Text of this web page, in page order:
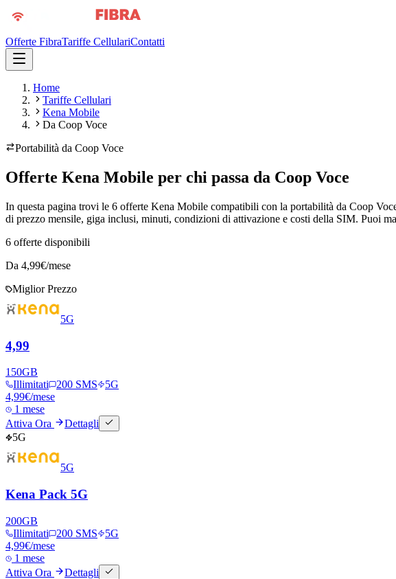
Offerte FibraTariffe CellulariContatti
Home
Tariffe Cellulari
Kena Mobile
Da Coop Voce
Portabilità da Coop Voce
Offerte Kena Mobile per chi passa da Coop Voce
In questa pagina trovi le 6 offerte Kena Mobile compatibili con la portabilità da Coop
di prezzo mensile, giga inclusi, minuti, condizioni di attivazione e costi della SIM. Puoi
6 offerte disponibili
Da 4,99€/mese
Miglior Prezzo
5G
4,99
150GB
Illimitati
200 SMS
5G
4,99€/mese
1 mese
Attiva Ora
Dettagli
5G
5G
Kena Pack 5G
200GB
Illimitati
200 SMS
5G
4,99€/mese
1 mese
Attiva Ora
Dettagli